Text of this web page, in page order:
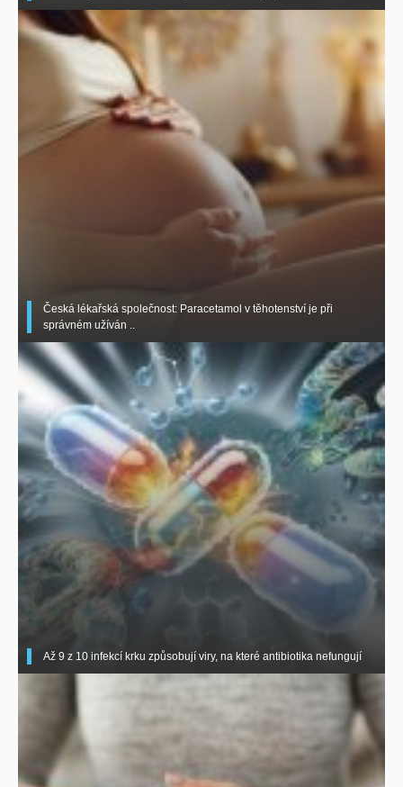
Česká lékařská společnost: Paracetamol v těhotenství je při
správném užíván ..
Až 9 z 10 infekcí krku způsobují viry, na které antibiotika nefungují